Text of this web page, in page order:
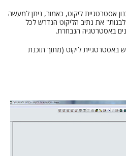
אסטרטגיית ליקוט, כאמור, ניתן למעשה
את נתיב הליקוט הנדרש לכל
באסטרטגיה הנבחרת.
באסטרטגיית ליקוט (מתוך תוכנת